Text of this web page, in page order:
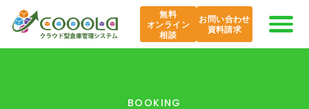
無料
オンライン
相談
お問い合わせ
資料請求
BOOKING